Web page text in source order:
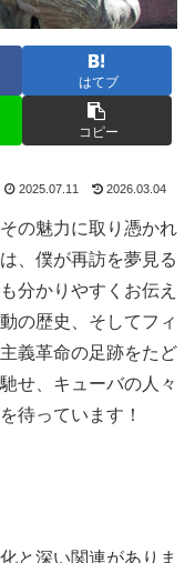
はてブ
コピー
2025.07.11 2026.03.04
の魅力に取り憑かれ
、僕が再訪を夢見る
分かりやすくお伝え
の歴史、そしてフィ
義革命の足跡をたど
せ、キューバの人々
待っています！
と深い関連がありま